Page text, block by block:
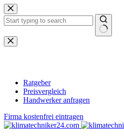
Zum
Inhalt
springen
Keine
Ergebnisse
Ratgeber
Preisvergleich
Handwerker anfragen
Firma kostenfrei eintragen